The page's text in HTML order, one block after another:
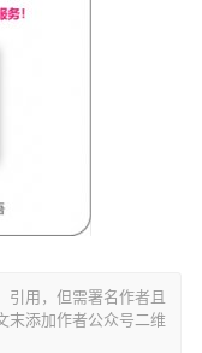
引用，但需署名作者且
末添加作者公众号二维